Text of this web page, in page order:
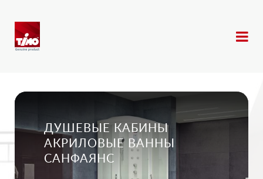
ДУШЕВЫЕ КАБИНЫ
АКРИЛОВЫЕ ВАННЫ
САНФАЯНС